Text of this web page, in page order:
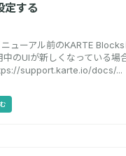
定する
ューアル前のKARTE
中のUIが新しくなっている場
support.karte.io/docs/...